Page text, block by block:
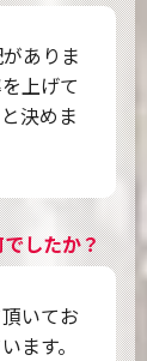
ありま
上げて
決めま
したか？
いてお
ます。